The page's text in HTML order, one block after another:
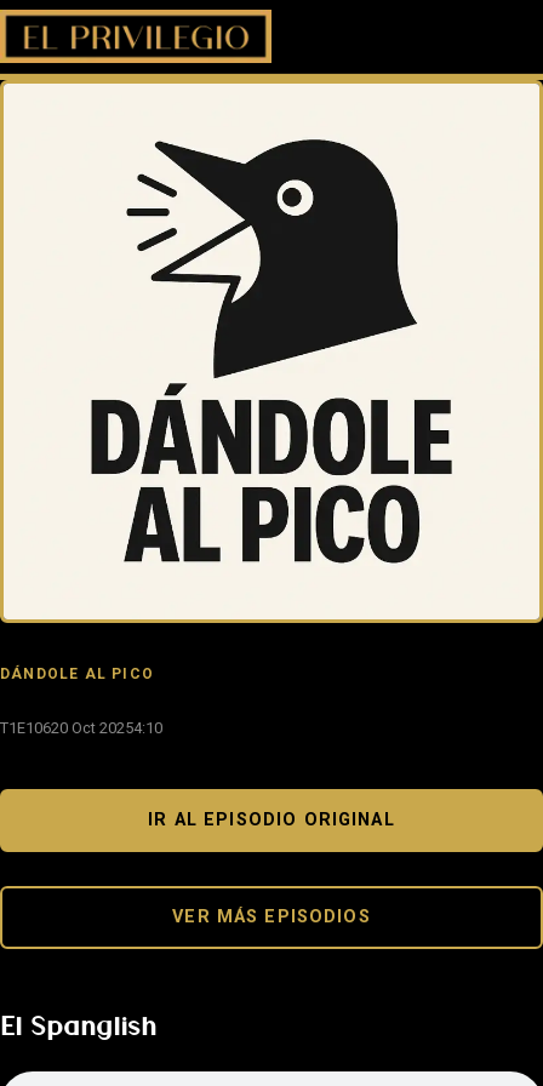
DÁNDOLE AL PICO
T1E10620 Oct 20254:10
IR AL EPISODIO ORIGINAL
VER MÁS EPISODIOS
El Spanglish